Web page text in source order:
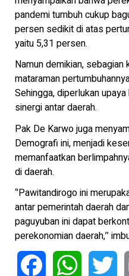
pandemi tumbuh cukup
persen sedikit di atas
yaitu 5,31 persen.
Namun demikian, sebagian
mataraman
Sehingga, diperlukan
sinergi antar daerah.
Pak De Karwo juga
Demografi ini, menjadi
memanfaatkan
di daerah.
‘’Pawitandirogo ini
antar pemerintah daerah
paguyuban ini dapat
perekonomian daerah,’’